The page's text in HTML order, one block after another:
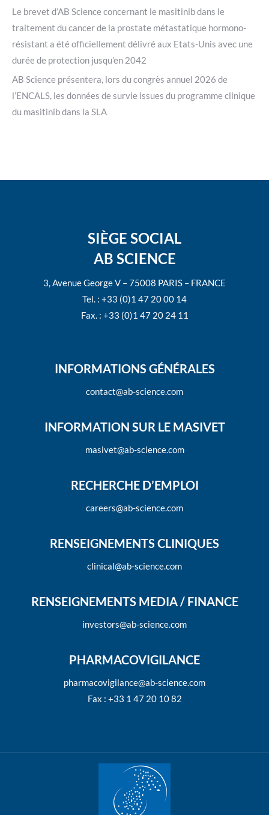
Le brevet d’AB Science concernant le masitinib dans le
traitement du cancer de la prostate métastatique hormono-
résistant a été officiellement délivré aux Etats-Unis avec une
durée de protection jusqu’en 2042
AB Science présentera, lors du congrès annuel 2026 de
l’ENCALS, les données de survie issues du programme clinique
du masitinib dans la SLA
SIÈGE SOCIAL
AB SCIENCE
3, Avenue George V – 75008 PARIS – FRANCE
Tel. : +33 (0)1 47 20 00 14
Fax. : +33 (0)1 47 20 24 11
INFORMATIONS GÉNÉRALES
contact@ab-science.com
INFORMATION SUR LE MASIVET
masivet@ab-science.com
RECHERCHE D’EMPLOI
careers@ab-science.com
RENSEIGNEMENTS CLINIQUES
clinical@ab-science.com
RENSEIGNEMENTS MEDIA / FINANCE
investors@ab-science.com
PHARMACOVIGILANCE
pharmacovigilance@ab-science.com
Fax : +33 1 47 20 10 82